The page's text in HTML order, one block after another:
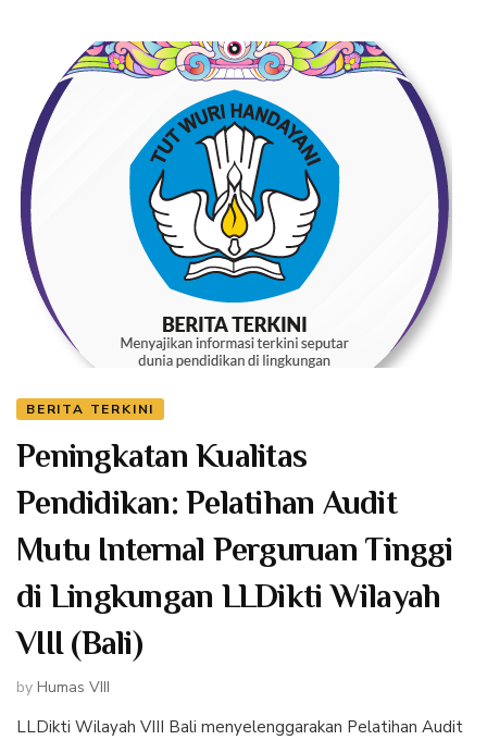
BERITA TERKINI
Peningkatan Kualitas
Pendidikan: Pelatihan Audit
Mutu Internal Perguruan Tinggi
di Lingkungan LLDikti Wilayah
VIII (Bali)
by Humas VIII
LLDikti Wilayah VIII Bali menyelenggarakan Pelatihan Audit